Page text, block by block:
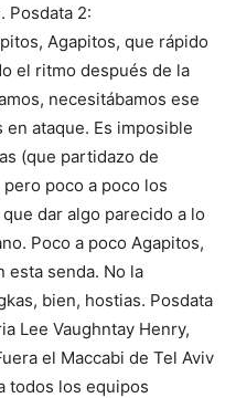
Posdata 2:
Agapitos, que rápido
el ritmo después de la
necesitábamos ese
ataque. Es imposible
(que partidazo de
poco a poco los
dar algo parecido a lo
Poco a poco Agapitos,
esta senda. No la
bien, hostias. Posdata
Lee Vaughntay Henry,
el Maccabi de Tel Aviv
todos los equipos